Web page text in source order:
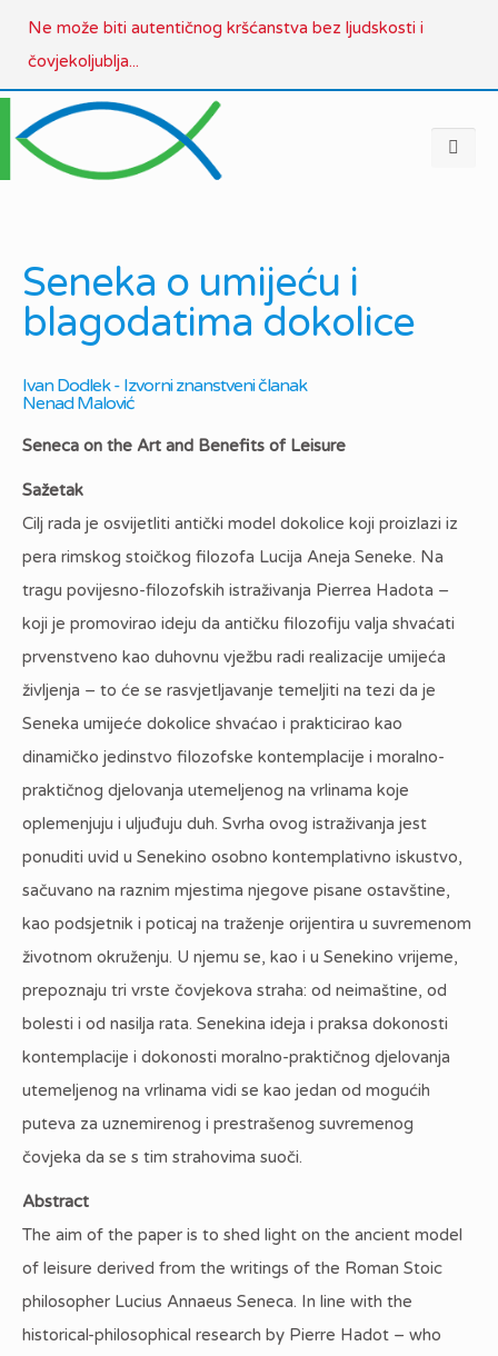
Ne može biti autentičnog kršćanstva bez ljudskosti i
čovjekoljublja...
Seneka o umijeću i
blagodatima dokolice
Ivan Dodlek - Izvorni znanstveni članak
Nenad Malović
Seneca on the Art and Benefits of Leisure
Sažetak
Cilj rada je osvijetliti antički model dokolice koji proizlazi iz
pera rimskog stoičkog filozofa Lucija Aneja Seneke. Na
tragu povijesno-filozofskih istraživanja Pierrea Hadota –
koji je promovirao ideju da antičku filozofiju valja shvaćati
prvenstveno kao duhovnu vježbu radi realizacije umijeća
življenja – to će se rasvjetljavanje temeljiti na tezi da je
Seneka umijeće dokolice shvaćao i prakticirao kao
dinamičko jedinstvo filozofske kontemplacije i moralno-
praktičnog djelovanja utemeljenog na vrlinama koje
oplemenjuju i uljuđuju duh. Svrha ovog istraživanja jest
ponuditi uvid u Senekino osobno kontemplativno iskustvo,
sačuvano na raznim mjestima njegove pisane ostavštine,
kao podsjetnik i poticaj na traženje orijentira u suvremenom
životnom okruženju. U njemu se, kao i u Senekino vrijeme,
prepoznaju tri vrste čovjekova straha: od neimaštine, od
bolesti i od nasilja rata. Senekina ideja i praksa dokonosti
kontemplacije i dokonosti moralno-praktičnog djelovanja
utemeljenog na vrlinama vidi se kao jedan od mogućih
puteva za uznemirenog i prestrašenog suvremenog
čovjeka da se s tim strahovima suoči.
Abstract
The aim of the paper is to shed light on the ancient model
of leisure derived from the writings of the Roman Stoic
philosopher Lucius Annaeus Seneca. In line with the
historical-philosophical research by Pierre Hadot – who